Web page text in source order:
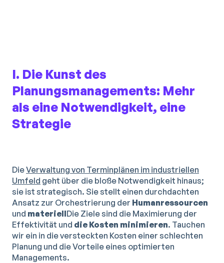
I. Die Kunst des
Planungsmanagements: Mehr
als eine Notwendigkeit, eine
Strategie
DieVerwaltung von Terminplänen im industriellen
Umfeld geht über die bloße Notwendigkeit hinaus;
sie ist strategisch. Sie stellt einen durchdachten
Ansatz zur Orchestrierung der Humanressourcen
und materiellDie Ziele sind die Maximierung der
Effektivität und die Kosten minimieren. Tauchen
wir ein in die versteckten Kosten einer schlechten
Planung und die Vorteile eines optimierten
Managements.